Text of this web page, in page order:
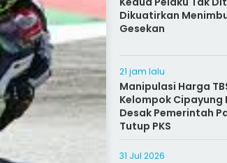
Dikuatirkan
Gesekan
21 jam lalu
Manipulasi Harga
Kelompok Cipayung
Desak Pemerintah
Tutup PKS
31 Jul 2026